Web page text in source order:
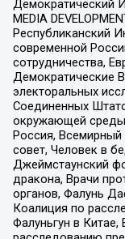
Демократический
MEDIA
Республиканский
современной
сотрудничества,
Демократические
электоральных
Соединенных
окружающей среды
Россия, Всемирный
совет, Человек в
Джеймстаунский
дракона, Врачи
органов, Фалунь
Коалиция по
Фалуньгун в Китае,